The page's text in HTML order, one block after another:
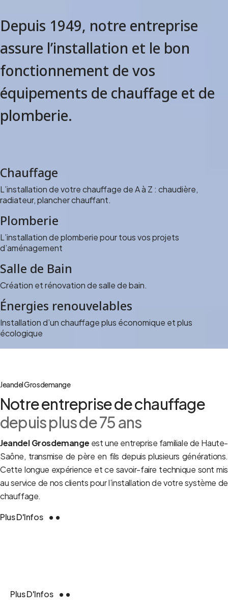
Depuis 1949, notre entreprise
assure l’installation et le bon
fonctionnement de vos
équipements de chauffage et de
plomberie.
Chauffage
L’installation de votre chauffage de A à Z : chaudière,
radiateur, plancher chauffant.
Plomberie
L’installation de plomberie pour tous vos projets
d’aménagement
Salle de Bain
Création et rénovation de salle de bain.
Énergies renouvelables
Installation d’un chauffage plus économique et plus
écologique
Jeandel Grosdemange
Notre entreprise de chauffage
depuis plus de 75 ans
Jeandel Grosdemange est une entreprise familiale de Haute-
Saône, transmise de père en fils depuis plusieurs générations.
Cette longue expérience et ce savoir-faire technique sont mis
au service de nos clients pour l’installation de votre système de
chauffage.
Plus D'Infos
Plus D'Infos